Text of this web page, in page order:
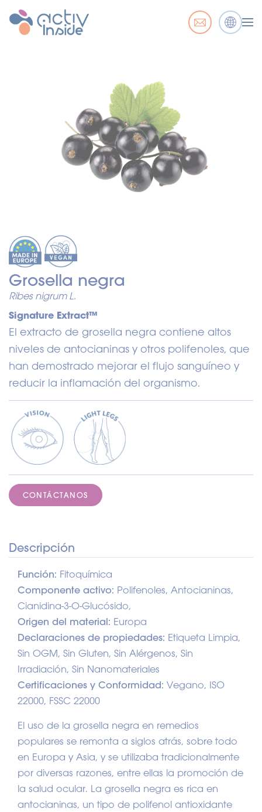
Grosella negra
Ribes nigrum L.
Signature Extract™
El extracto de grosella negra contiene altos
niveles de antocianinas y otros polifenoles, que
han demostrado mejorar el flujo sanguíneo y
reducir la inflamación del organismo.
CONTÁCTANOS
Descripción
Función: Fitoquímica
Componente activo: Polifenoles, Antocianinas,
Cianidina-3-O-Glucósido,
Origen del material: Europa
Declaraciones de propiedades: Etiqueta Limpia,
Sin OGM, Sin Gluten, Sin Alérgenos, Sin
Irradiación, Sin Nanomateriales
Certificaciones y Conformidad: Vegano, ISO
22000, FSSC 22000
El uso de la grosella negra en remedios
populares se remonta a siglos atrás, sobre todo
en Europa y Asia, y se utilizaba tradicionalmente
por diversas razones, entre ellas la promoción de
la salud ocular. La grosella negra es rica en
antocianinas, un tipo de polifenol antioxidante